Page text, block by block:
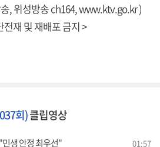
, 위성방송 ch164,www.ktv.go.kr)
재 및 재배포 금지 >
회)클립영상
생 안정 최우선" 01:57